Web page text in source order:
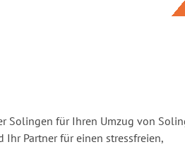
Solingen für Ihren Umzug von
Ihr Partner für einen stressfreien,